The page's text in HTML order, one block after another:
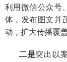
利用微信公众号
体，发布图文并
动， 扩大传播覆
二是突出以